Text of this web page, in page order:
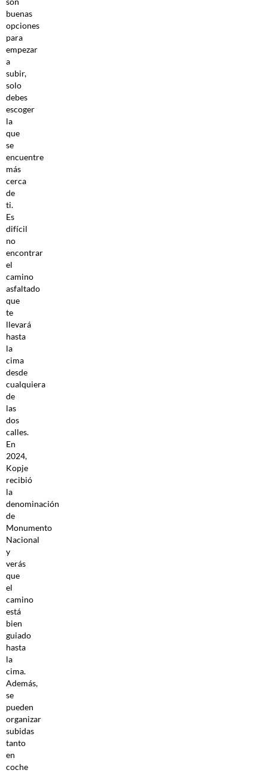
buenas
opciones
para
empezar
a
subir,
solo
debes
escoger
la
que
se
encuentre
más
cerca
de
ti.
Es
difícil
no
encontrar
el
camino
asfaltado
que
te
llevará
hasta
la
cima
desde
cualquiera
de
las
dos
calles.
En
2024,
Kopje
recibió
la
denominación
de
Monumento
Nacional
y
verás
que
el
camino
está
bien
guiado
hasta
la
cima.
Además,
se
pueden
organizar
subidas
tanto
en
coche